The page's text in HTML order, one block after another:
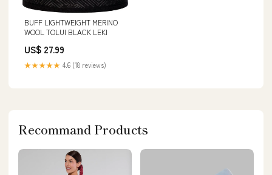
BUFF LIGHTWEIGHT MERINO
WOOL TOLUI BLACK LEKI
US$ 27.99
★★★★★ 4.6 (18 reviews)
Recommand Products